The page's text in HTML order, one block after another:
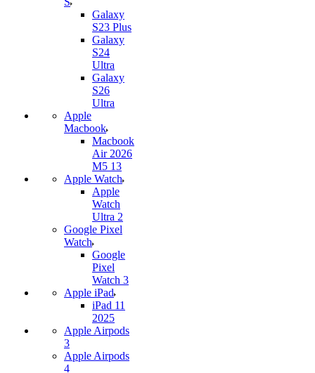
Galaxy
S23 Plus
Galaxy
S24
Ultra
Galaxy
S26
Ultra
Apple
Macbook
Macbook
Air 2026
M5 13
Apple Watch
Apple
Watch
Ultra 2
Google Pixel
Watch
Google
Pixel
Watch 3
Apple iPad
iPad 11
2025
Apple Airpods
3
Apple Airpods
4